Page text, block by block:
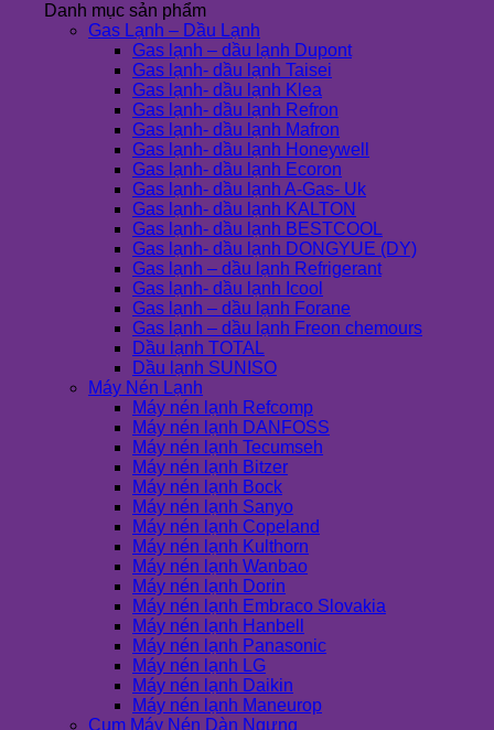
Danh mục sản phẩm
Gas Lạnh – Dầu Lạnh
Gas lạnh – dầu lạnh Dupont
Gas lạnh- dầu lạnh Taisei
Gas lạnh- dầu lạnh Klea
Gas lạnh- dầu lạnh Refron
Gas lạnh- dầu lạnh Mafron
Gas lạnh- dầu lạnh Honeywell
Gas lạnh- dầu lạnh Ecoron
Gas lạnh- dầu lạnh A-Gas- Uk
Gas lạnh- dầu lạnh KALTON
Gas lạnh- dầu lạnh BESTCOOL
Gas lạnh- dầu lạnh DONGYUE (DY)
Gas lạnh – dầu lạnh Refrigerant
Gas lạnh- dầu lạnh Icool
Gas lạnh – dầu lạnh Forane
Gas lạnh – dầu lạnh Freon chemours
Dầu lạnh TOTAL
Dầu lạnh SUNISO
Máy Nén Lạnh
Máy nén lạnh Refcomp
Máy nén lạnh DANFOSS
Máy nén lạnh Tecumseh
Máy nén lạnh Bitzer
Máy nén lạnh Bock
Máy nén lạnh Sanyo
Máy nén lạnh Copeland
Máy nén lạnh Kulthorn
Máy nén lạnh Wanbao
Máy nén lạnh Dorin
Máy nén lạnh Embraco Slovakia
Máy nén lạnh Hanbell
Máy nén lạnh Panasonic
Máy nén lạnh LG
Máy nén lạnh Daikin
Máy nén lạnh Maneurop
Cụm Máy Nén Dàn Ngưng